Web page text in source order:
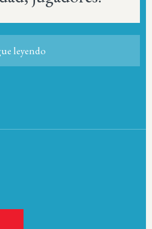
leyendo